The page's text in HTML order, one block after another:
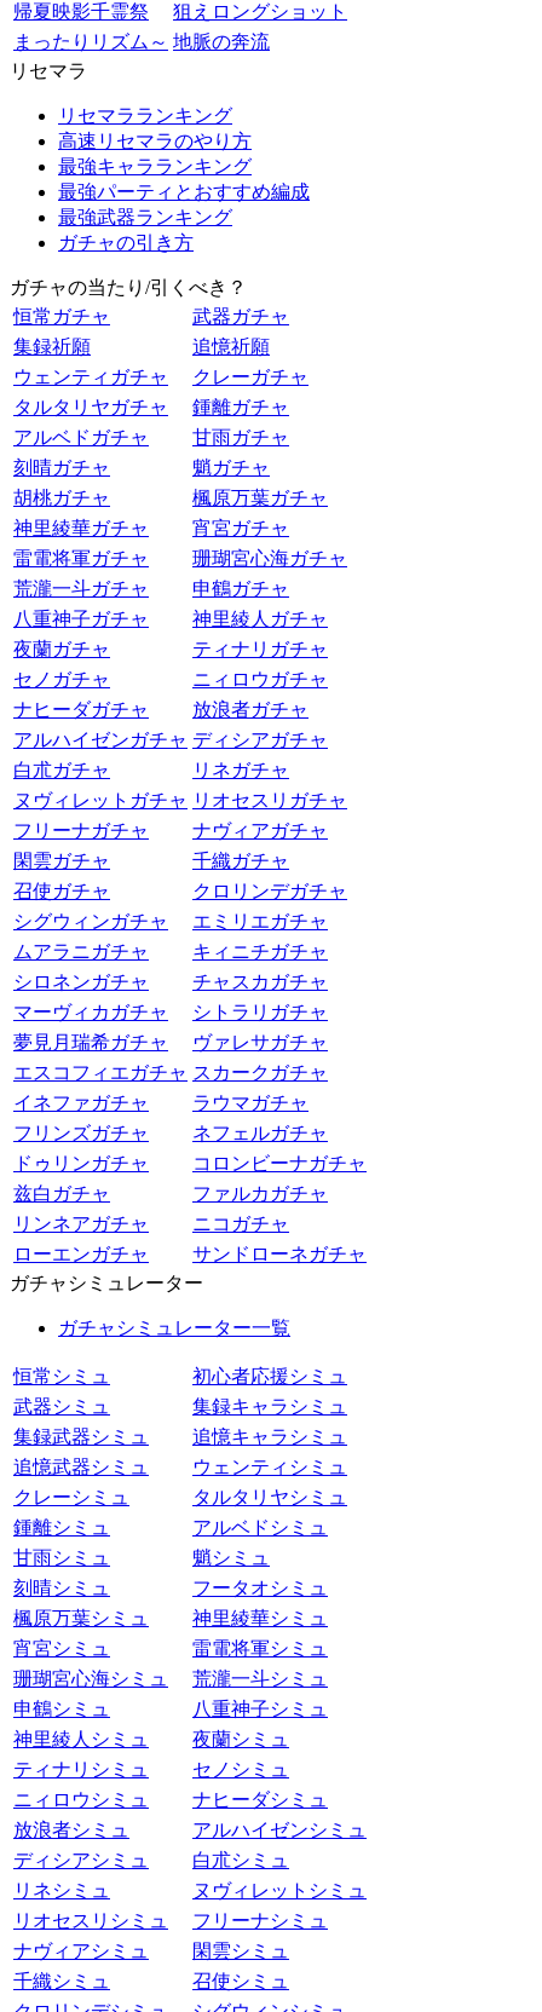
帰夏映影千霊祭
狙えロングショット
まったりリズム～ 地脈の奔流
リセマラ
リセマラランキング
高速リセマラのやり方
最強キャラランキング
最強パーティとおすすめ編成
最強武器ランキング
ガチャの引き方
ガチャの当たり/引くべき？
恒常ガチャ
武器ガチャ
集録祈願
追憶祈願
ウェンティガチャ
クレーガチャ
タルタリヤガチャ
鍾離ガチャ
アルベドガチャ
甘雨ガチャ
刻晴ガチャ
魈ガチャ
胡桃ガチャ
楓原万葉ガチャ
神里綾華ガチャ
宵宮ガチャ
雷電将軍ガチャ
珊瑚宮心海ガチャ
荒瀧一斗ガチャ
申鶴ガチャ
八重神子ガチャ
神里綾人ガチャ
夜蘭ガチャ
ティナリガチャ
セノガチャ
ニィロウガチャ
ナヒーダガチャ
放浪者ガチャ
アルハイゼンガチャ ディシアガチャ
白朮ガチャ
リネガチャ
ヌヴィレットガチャ リオセスリガチャ
フリーナガチャ
ナヴィアガチャ
閑雲ガチャ
千織ガチャ
召使ガチャ
クロリンデガチャ
シグウィンガチャ
エミリエガチャ
ムアラニガチャ
キィニチガチャ
シロネンガチャ
チャスカガチャ
マーヴィカガチャ
シトラリガチャ
夢見月瑞希ガチャ
ヴァレサガチャ
エスコフィエガチャ スカークガチャ
イネファガチャ
ラウマガチャ
フリンズガチャ
ネフェルガチャ
ドゥリンガチャ
コロンビーナガチャ
兹白ガチャ
ファルカガチャ
リンネアガチャ
ニコガチャ
ローエンガチャ
サンドローネガチャ
ガチャシミュレーター
ガチャシミュレーター一覧
恒常シミュ
初心者応援シミュ
武器シミュ
集録キャラシミュ
集録武器シミュ
追憶キャラシミュ
追憶武器シミュ
ウェンティシミュ
クレーシミュ
タルタリヤシミュ
鍾離シミュ
アルベドシミュ
甘雨シミュ
魈シミュ
刻晴シミュ
フータオシミュ
楓原万葉シミュ
神里綾華シミュ
宵宮シミュ
雷電将軍シミュ
珊瑚宮心海シミュ
荒瀧一斗シミュ
申鶴シミュ
八重神子シミュ
神里綾人シミュ
夜蘭シミュ
ティナリシミュ
セノシミュ
ニィロウシミュ
ナヒーダシミュ
放浪者シミュ
アルハイゼンシミュ
ディシアシミュ
白朮シミュ
リネシミュ
ヌヴィレットシミュ
リオセスリシミュ
フリーナシミュ
ナヴィアシミュ
閑雲シミュ
千織シミュ
召使シミュ